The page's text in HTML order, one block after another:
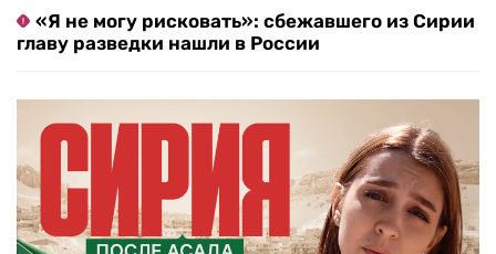
«Я не могу рисковать»: сбежавшего из Сирии
главу разведки нашли в России